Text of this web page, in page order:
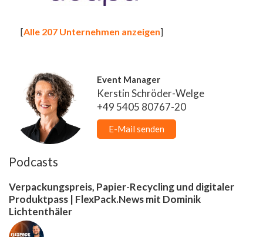
[Alle 207 Unternehmen anzeigen]
Event Manager
Kerstin Schröder-Welge
+49 5405 80767-20
E-Mail senden
Podcasts
Verpackungspreis, Papier-Recycling und digitaler
Produktpass | FlexPack.News mit Dominik
Lichtenthäler